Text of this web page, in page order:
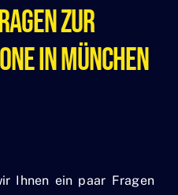
Zur
In München
Ihnen ein paar Fragen